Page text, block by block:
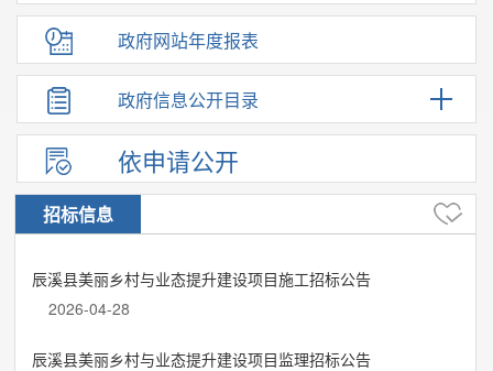
政府网站年度报表
政府信息公开目录
依申请公开
招标信息
辰溪县美丽乡村与业态提升建设项目施工招标公告
2026-04-28
辰溪县美丽乡村与业态提升建设项目监理招标公告